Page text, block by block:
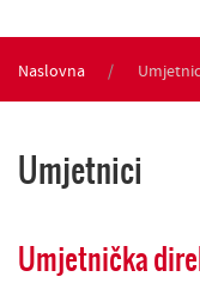
Naslovna
Umjetnici
Umjetnička